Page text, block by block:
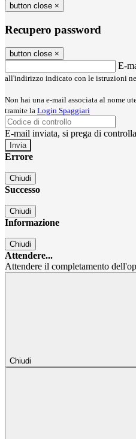
button close ×
Recupero password
button close ×
E-
all'indirizzo indicato con le istruzioni
Non hai una e-mail associata al nome
tramite la Login Spaggiari
E-mail inviata, si prega di
Errore
Chiudi
Successo
Chiudi
Informazione
Chiudi
Attendere...
Attendere il completamento
Chiudi